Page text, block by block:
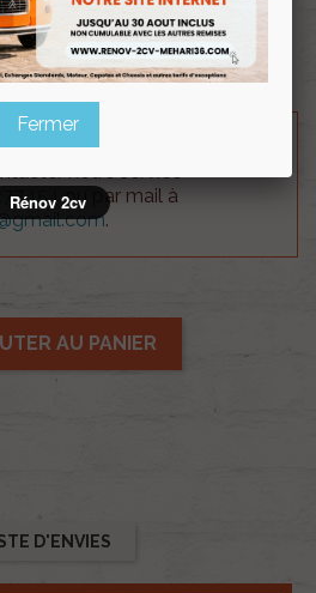
raccorder deux conduites
en flexible aviation).
technique sur le produit
154 ou par mail à
.
AU PANIER
D'ENVIES
Fermer
Rénov 2cv